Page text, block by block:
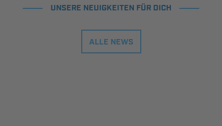
UNSERE NEUIGKEITEN FÜR DICH
ALLE NEWS